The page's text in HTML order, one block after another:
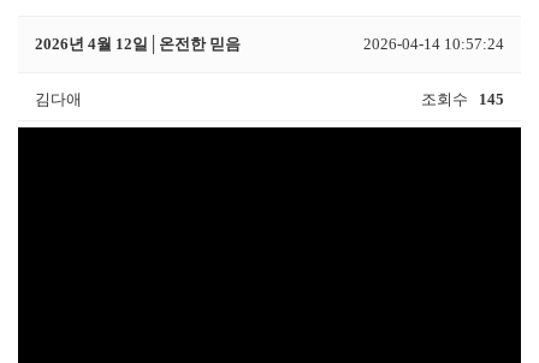
2026년 4월 12일│온전한 믿음 2026-04-14 10:57:24
김다애 조회수 145